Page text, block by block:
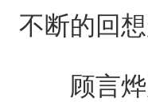
不断的回
顾言烨